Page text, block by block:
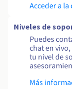
Acceder a
Niveles de
Puedes
chat en
tu nivel de
Más